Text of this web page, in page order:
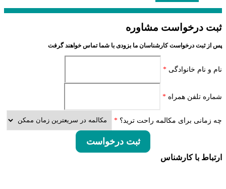
ثبت درخواست مشاوره
پس از ثبت درخواست کارشناسان ما بزودی با شما تماس خواهند گرفت
نام و نام خانوادگی *
شماره تلفن همراه *
چه زمانی برای مکالمه راحت ترید؟ *
ثبت درخواست
ارتباط با کارشناس